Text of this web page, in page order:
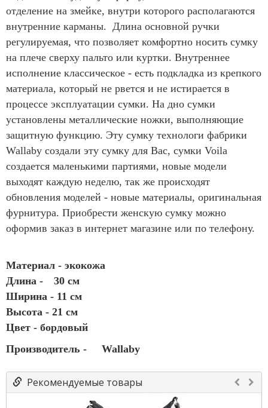
отделение на змейке, внутри которого располагаются
внутренние карманы. Длина основной ручки
регулируемая, что позволяет комфортно носить сумку
на плече сверху пальто или куртки. Внутреннее
исполнение классическое - есть подкладка из крепкого
материала, который не рвется и не истирается в
процессе эксплуатации сумки. На дно сумки
установлены металлические ножки, выполняющие
защитную функцию. Эту сумку технологи фабрики
Wallaby создали эту сумку для Вас, сумки Voila
создается маленькими партиями, новые модели
выходят каждую неделю, так же происходят
обновления моделей - новые материалы, оригинальная
фурнитура. Приобрести женскую сумку можно
оформив заказ в интернет магазине или по телефону.
Материал - экокожа
Длина -
30 см
Ширина - 11 см
Высота - 21 см
Цвет - бордовый
Производитель -
Wallaby
Рекомендуемые товары